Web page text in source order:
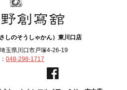
しのそうしゃかん）東川口店
玉県川口市戸塚4-26-19
048-298-1717